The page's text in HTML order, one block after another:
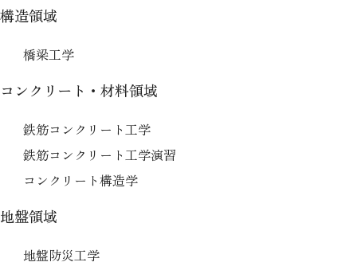
構造領域
橋梁工学
コンクリート・材料領域
鉄筋コンクリート工学
鉄筋コンクリート工学演習
コンクリート構造学
地盤領域
地盤防災工学